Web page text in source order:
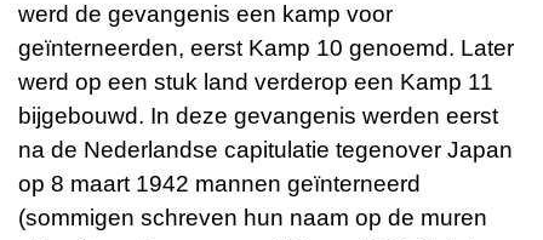
werd de gevangenis een kamp voor
geïnterneerden, eerst Kamp 10 genoemd. Later
werd op een stuk land verderop een Kamp 11
bijgebouwd. In deze gevangenis werden eerst
na de Nederlandse capitulatie tegenover Japan
op 8 maart 1942 mannen geïnterneerd
(sommigen schreven hun naam op de muren